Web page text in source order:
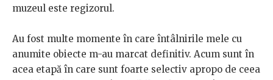
muzeul este regizorul.
Au fost multe momente în care întâlnirile mele cu
anumite obiecte m-au marcat definitiv. Acum sunt în
acea etapă în care sunt foarte selectiv apropo de ceea